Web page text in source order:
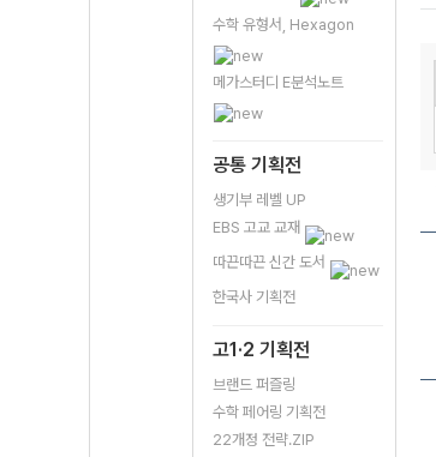
수학 유형서, Hexagon
메가스터디 E분석노트
공통 기획전
생기부 레벨 UP
EBS 고교 교재
따끈따끈 신간 도서
한국사 기획전
고1·2 기획전
브랜드 퍼즐링
수학 페어링 기획전
22개정 전략.ZIP